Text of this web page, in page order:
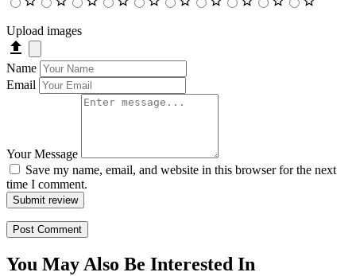
Upload images
Name
Email
Your Message
Save my name, email, and website in this browser for the next
time I comment.
Submit review
You May Also Be Interested In